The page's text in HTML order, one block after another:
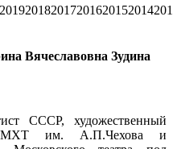
201920182017201620152014
Вячеславовна Зудина
СССР, художественный
МХТ им. А.П.Чехова и